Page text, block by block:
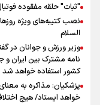
جمله‌ای
تهران
سه
اینفو برنا/ میزان
"ثبات" حلقه مفقوده
نصب کتیبه‌های ویژه
السلام
وزیر ورزش و جوانان در
نامه مشترک بین ایران
کشور استفاده خواهد شد
پزشکیان: مذاکره به
خواهد ایستاد/ هیچ